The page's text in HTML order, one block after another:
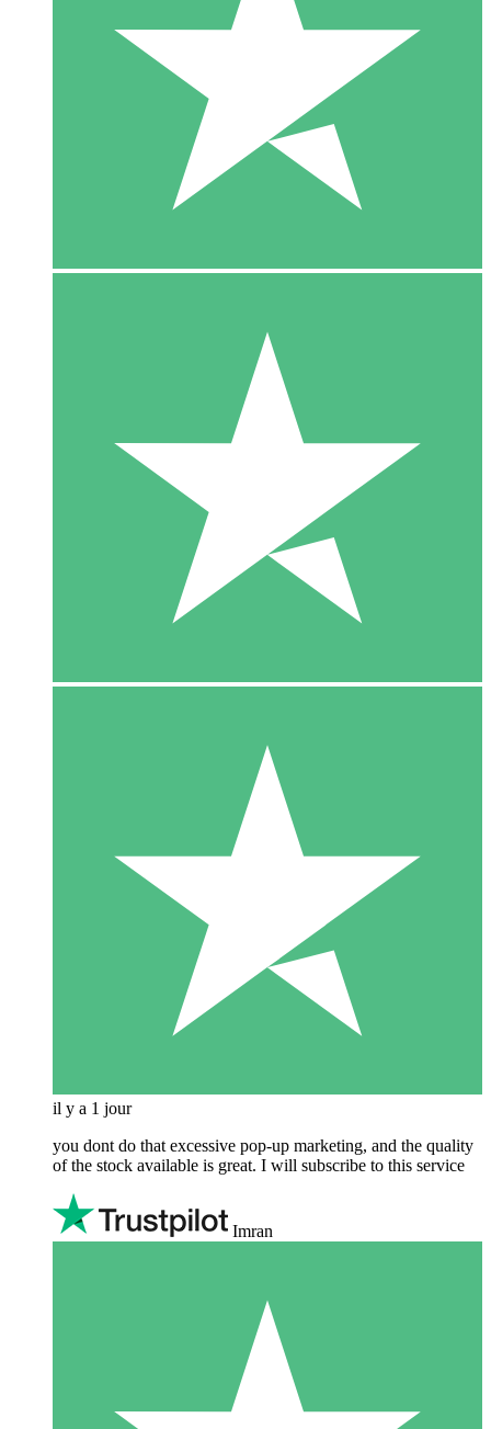
il y a 1 jour
you dont do that excessive pop-up marketing, and the quality
of the stock available is great. I will subscribe to this service
Imran